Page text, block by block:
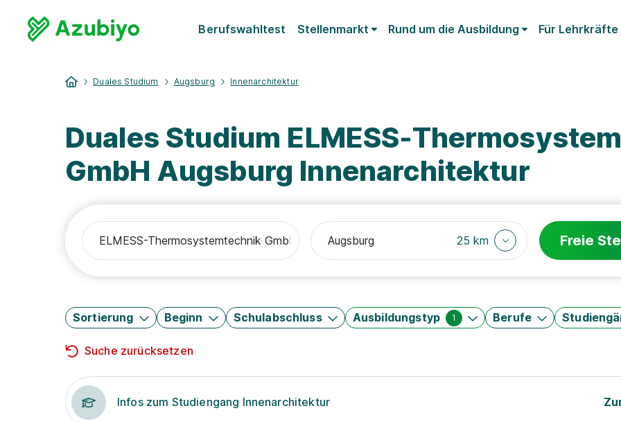
Berufswahltest Stellenmarkt Rund um die Ausbildung Für Lehrkräfte
Duales Studium Augsburg Innenarchitektur
Duales Studium ELMESS-
GmbH Augsburg Innenarchitektur
25 km Freie
Sortierung Beginn Schulabschluss Ausbildungstyp 1 Berufe
Suche zurücksetzen
Infos zum Studiengang Innenarchitektur